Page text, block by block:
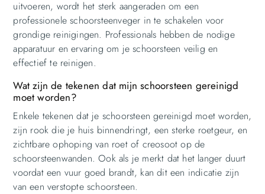
uitvoeren, wordt het sterk aangeraden om een
professionele schoorsteenveger in te schakelen voor
grondige reinigingen. Professionals hebben de nodige
apparatuur en ervaring om je schoorsteen veilig en
effectief te reinigen.
Wat zijn de tekenen dat mijn schoorsteen gereinigd
moet worden?
Enkele tekenen dat je schoorsteen gereinigd moet worden,
zijn rook die je huis binnendringt, een sterke roetgeur, en
zichtbare ophoping van roet of creosoot op de
schoorsteenwanden. Ook als je merkt dat het langer duurt
voordat een vuur goed brandt, kan dit een indicatie zijn
van een verstopte schoorsteen.